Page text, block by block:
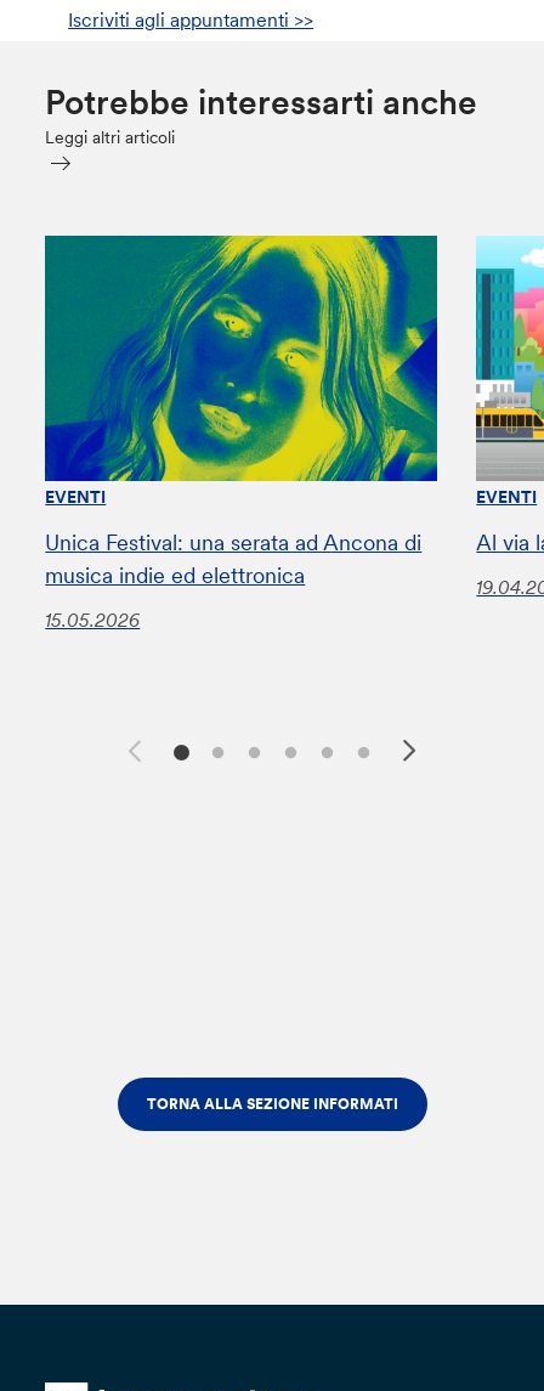
Iscriviti agli appuntamenti >>
Potrebbe interessarti anche
Leggi altri articoli
EVENTI
Unica Festival: una serata ad Ancona di
musica indie ed elettronica
15.05.2026
EVENTI
Al via
TORNA ALLA SEZIONE INFORMATI